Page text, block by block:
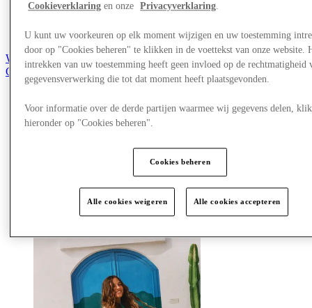
Word lid van de Club
Opgeslagen items
nl
Aanbiedingen
Winkels
Plan je bezoek
Cookieverklaring en onze Privacyverklaring.
U kunt uw voorkeuren op elk moment wijzigen en uw toestemming
door op "Cookies beheren" te klikken in de voettekst van onze website.
intrekken van uw toestemming heeft geen invloed op de rechtmatigheid
gegevensverwerking die tot dat moment heeft plaatsgevonden.
Voor informatie over de derde partijen waarmee wij gegevens delen,
hieronder op "Cookies beheren".
Cookies beheren
Alle cookies weigeren Alle cookies accepteren